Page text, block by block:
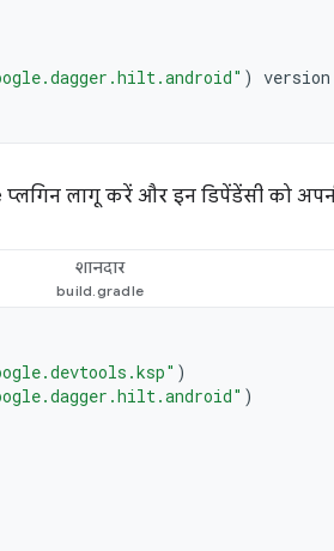
) version
लागू करें और इन डिपेंडेंसी को
शानदार
)
)